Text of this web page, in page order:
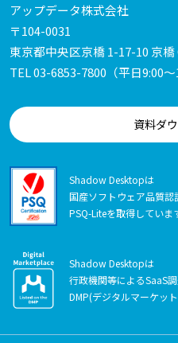
アップデータ株式会社
〒104-0031
東京都中央区京橋 1-17-10 京
TEL03-6853-7800 （平日9:00～
資料ダ
Shadow Desktopは
国産ソフトウェア品質認
PSQ-Liteを取得していま
Shadow Desktopは
行政機関等によるSaaS
DMP(デジタルマーケッ